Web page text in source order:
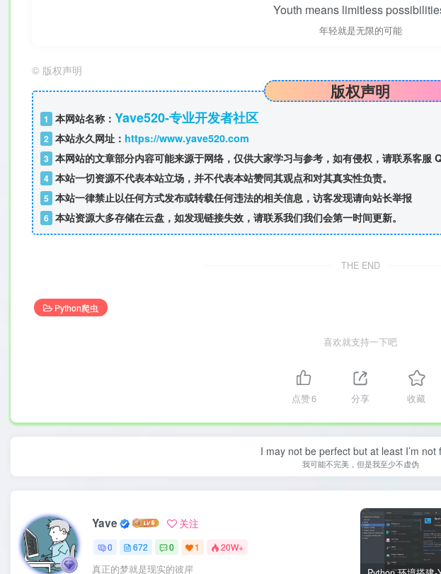
Youth means limitless
年轻就是无限的可能
© 版权声明
版权声明
1 本网站名称： Yave520-专业开发者社区
2 本站永久网址： https://www.yave520.com
3 本网站的文章部分内容可能来源于网络，仅供大家学习与参考，如有侵权，请联系客服
4 本站一切资源不代表本站立场，并不代表本站赞同其观点和对其真实性负责。
5 本站一律禁止以任何方式发布或转载任何违法的相关信息，访客发现请向站长举报
6 本站资源大多存储在云盘，如发现链接失效，请联系我们我们会第一时间更新。
THE END
Python爬虫
喜欢就支持一下吧
点赞6 分享 收藏
I may not be perfect but at least I’m not
我可能不完美，但是我至少不虚伪
Yave 关注
0 672 0 1 20W+
真正的梦就是现实的彼岸